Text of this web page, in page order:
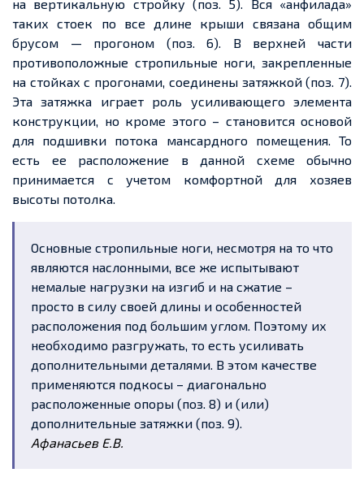
на вертикальную стройку (поз. 5). Вся «анфилада»
таких стоек по все длине крыши связана общим
брусом — прогоном (поз. 6). В верхней части
противоположные стропильные ноги, закрепленные
на стойках с прогонами, соединены затяжкой (поз. 7).
Эта затяжка играет роль усиливающего элемента
конструкции, но кроме этого – становится основой
для подшивки потока мансардного помещения. То
есть ее расположение в данной схеме обычно
принимается с учетом комфортной для хозяев
высоты потолка.
Основные стропильные ноги, несмотря на то что
являются наслонными, все же испытывают
немалые нагрузки на изгиб и на сжатие –
просто в силу своей длины и особенностей
расположения под большим углом. Поэтому их
необходимо разгружать, то есть усиливать
дополнительными деталями. В этом качестве
применяются подкосы – диагонально
расположенные опоры (поз. 8) и (или)
дополнительные затяжки (поз. 9).
Афанасьев Е.В.